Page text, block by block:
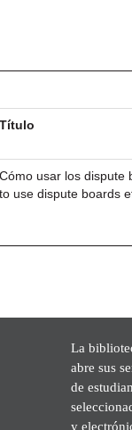
Título
Cómo usar los dispute
to use dispute boards
La
abre sus
de
y